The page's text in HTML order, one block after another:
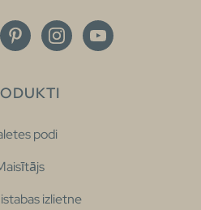
podi
izlietne